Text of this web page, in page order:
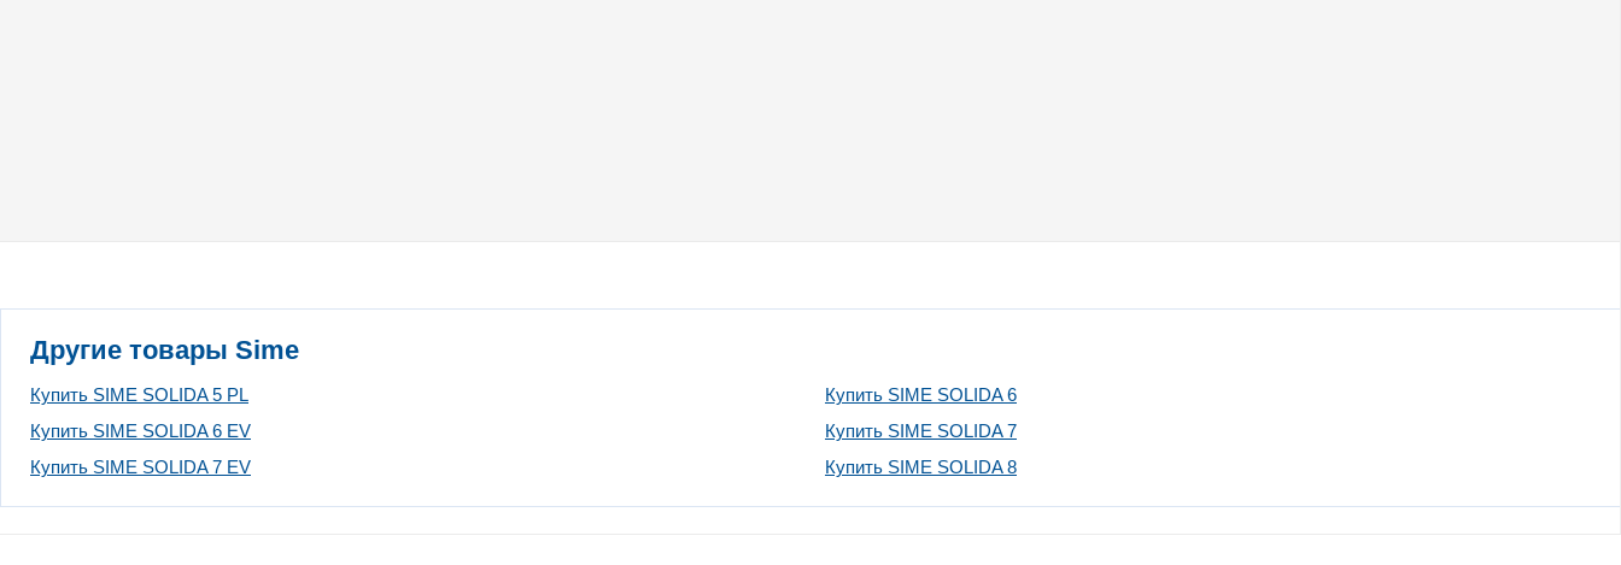
Другие товары Sime
Купить SIME SOLIDA 5 PL
Купить SIME SOLIDA 6
Купить SIME SOLIDA 6 EV
Купить SIME SOLIDA 7
Купить SIME SOLIDA 7 EV
Купить SIME SOLIDA 8